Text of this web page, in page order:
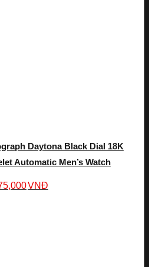
Daytona Black Dial 18K
Automatic Men’s Watch
VNĐ